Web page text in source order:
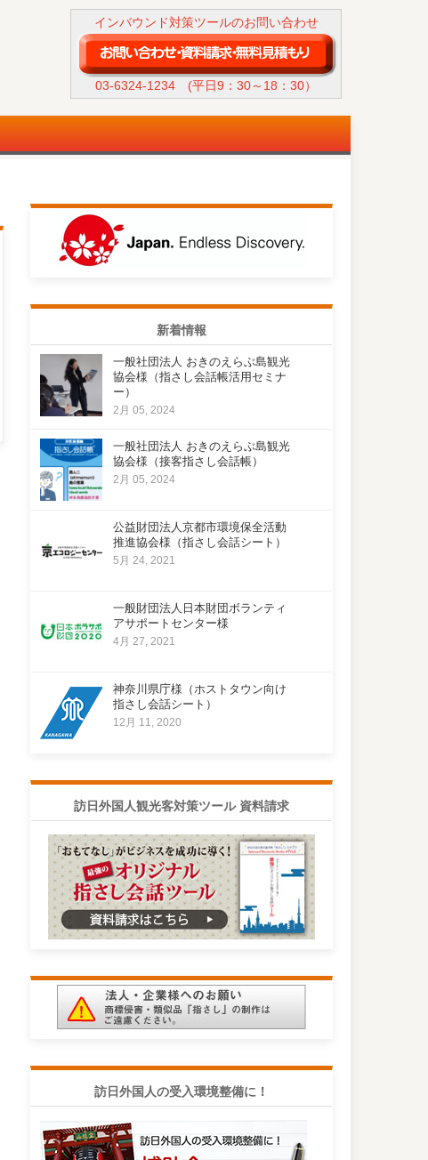
インバウンド対策ツールのお問い合わせ
03-6324-1234 (平日9：30～18：30）
新着情報
一般社団法人 おきのえらぶ島観光
協会様（指さし会話帳活用セミナ
ー）
2月 05, 2024
一般社団法人 おきのえらぶ島観光
協会様（接客指さし会話帳）
2月 05, 2024
公益財団法人京都市環境保全活動
推進協会様（指さし会話シート）
5月 24, 2021
一般財団法人日本財団ボランティ
アサポートセンター様
4月 27, 2021
神奈川県庁様（ホストタウン向け
指さし会話シート）
12月 11, 2020
訪日外国人観光客対策ツール 資料請求
訪日外国人の受入環境整備に！